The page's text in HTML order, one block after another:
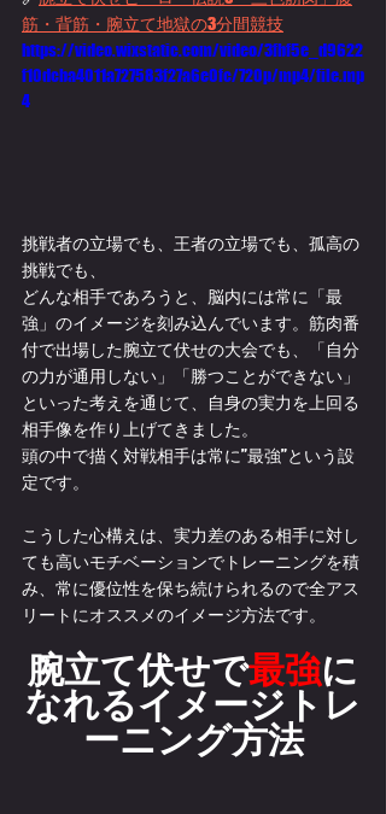
筋・背筋・腕立て地獄の3分間競技
https://video.wixstatic.com/video/3fbf5e_d9622
f10dcba4011a727583f27a6e0fc/720p/mp4/file.mp
4
挑戦者の立場でも、王者の立場でも、孤高の
挑戦でも、
どんな相手であろうと、脳内には常に「最
強」のイメージを刻み込んでいます。筋肉番
付で出場した腕立て伏せの大会でも、「自分
の力が通用しない」「勝つことができない」
といった考えを通じて、自身の実力を上回る
相手像を作り上げてきました。
頭の中で描く対戦相手は常に”最強”という設
定です。
こうした心構えは、実力差のある相手に対し
ても高いモチベーションでトレーニングを積
み、常に優位性を保ち続けられるので全アス
リートにオススメのイメージ方法です。
腕立て伏せで最強に
なれるイメージトレ
ーニング方法